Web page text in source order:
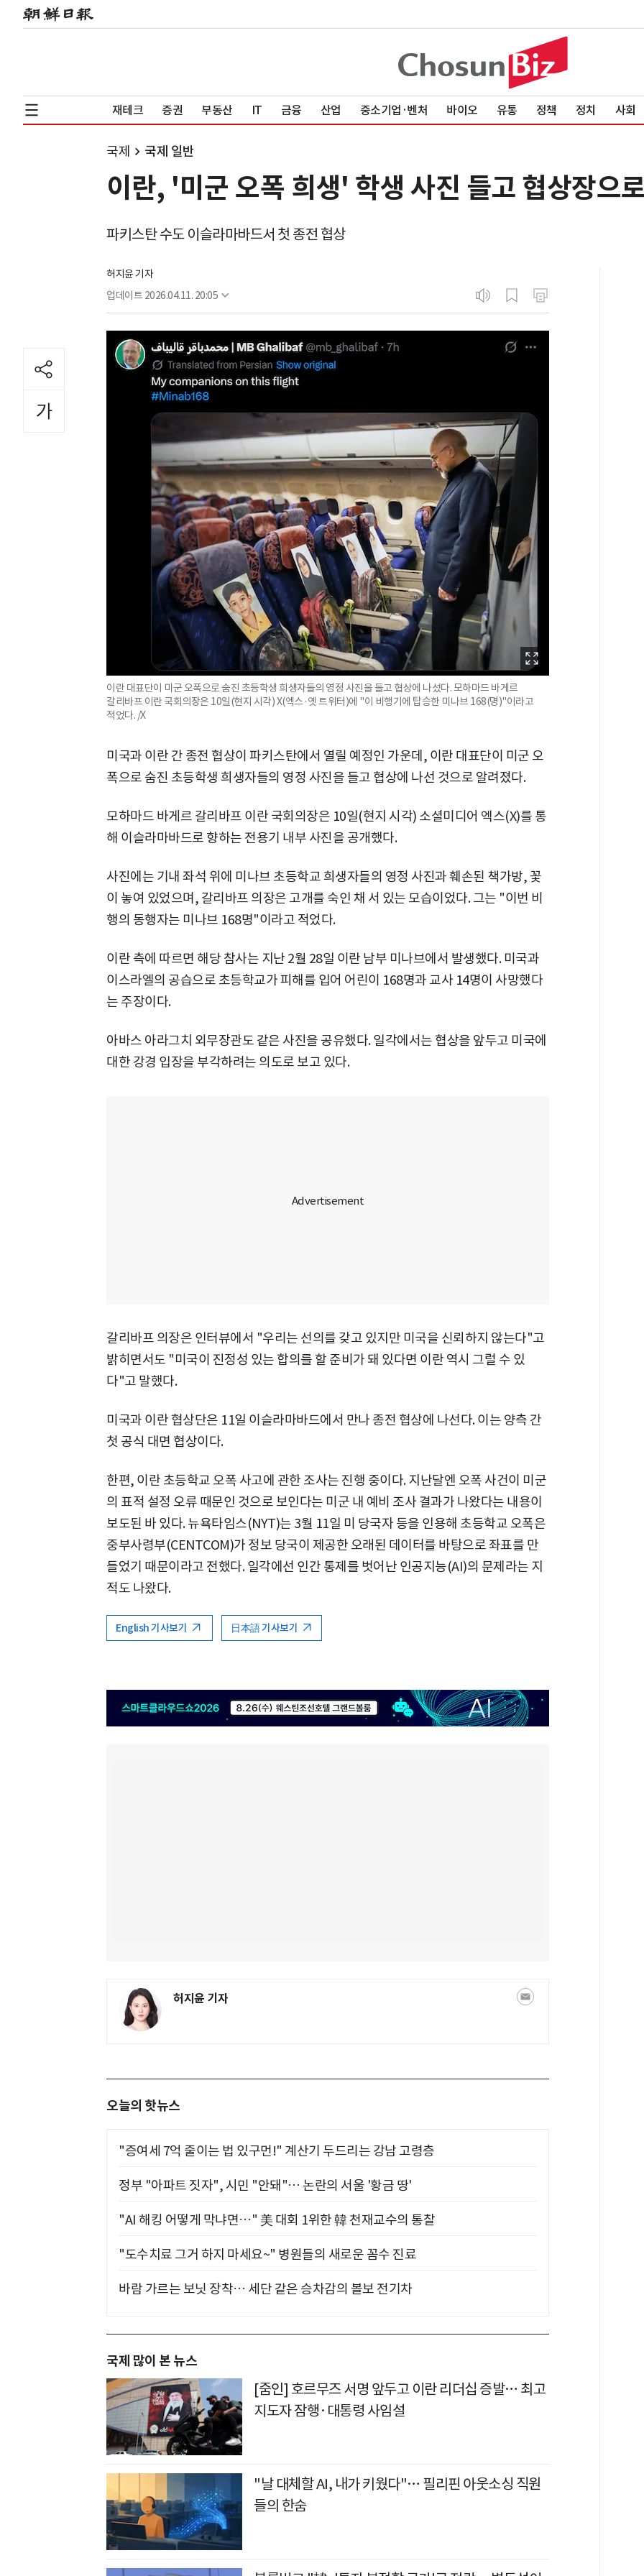
재테크 증권 부동산 IT 금융 산업 중소기업·벤처 바이오 유통 정책 정치 사회
국제 국제 일반
이란, '미군 오폭 희생' 학생 사진 들고 협상장으
파키스탄 수도 이슬라마바드서 첫 종전 협상
허지윤 기자
업데이트 2026.04.11. 20:05
이란 대표단이 미군 오폭으로 숨진 초등학생 희생자들의 영정 사진을 들고 협상에 나섰다. 모하마드 바게르
갈리바프 이란 국회의장은 10일(현지 시각) X(엑스·옛 트위터)에 "이 비행기에 탑승한 미나브 168(명)"이라고
적었다. /X
미국과 이란 간 종전 협상이 파키스탄에서 열릴 예정인 가운데, 이란 대표단이 미군 오
폭으로 숨진 초등학생 희생자들의 영정 사진을 들고 협상에 나선 것으로 알려졌다.
모하마드 바게르 갈리바프 이란 국회의장은 10일(현지 시각) 소셜미디어 엑스(X)를 통
해 이슬라마바드로 향하는 전용기 내부 사진을 공개했다.
사진에는 기내 좌석 위에 미나브 초등학교 희생자들의 영정 사진과 훼손된 책가방, 꽃
이 놓여 있었으며, 갈리바프 의장은 고개를 숙인 채 서 있는 모습이었다. 그는 "이번 비
행의 동행자는 미나브 168명"이라고 적었다.
이란 측에 따르면 해당 참사는 지난 2월 28일 이란 남부 미나브에서 발생했다. 미국과
이스라엘의 공습으로 초등학교가 피해를 입어 어린이 168명과 교사 14명이 사망했다
는 주장이다.
아바스 아라그치 외무장관도 같은 사진을 공유했다. 일각에서는 협상을 앞두고 미국에
대한 강경 입장을 부각하려는 의도로 보고 있다.
갈리바프 의장은 인터뷰에서 "우리는 선의를 갖고 있지만 미국을 신뢰하지 않는다"고
밝히면서도 "미국이 진정성 있는 합의를 할 준비가 돼 있다면 이란 역시 그럴 수 있
다"고 말했다.
미국과 이란 협상단은 11일 이슬라마바드에서 만나 종전 협상에 나선다. 이는 양측 간
첫 공식 대면 협상이다.
한편, 이란 초등학교 오폭 사고에 관한 조사는 진행 중이다. 지난달엔 오폭 사건이 미군
의 표적 설정 오류 때문인 것으로 보인다는 미군 내 예비 조사 결과가 나왔다는 내용이
보도된 바 있다. 뉴욕타임스(NYT)는 3월 11일 미 당국자 등을 인용해 초등학교 오폭은
중부사령부(CENTCOM)가 정보 당국이 제공한 오래된 데이터를 바탕으로 좌표를 만
들었기 때문이라고 전했다. 일각에선 인간 통제를 벗어난 인공지능(AI)의 문제라는 지
적도 나왔다.
English 기사보기 日本語 기사보기
허지윤 기자
오늘의 핫뉴스
"증여세 7억 줄이는 법 있구먼!" 계산기 두드리는 강남 고령층
정부 "아파트 짓자", 시민 "안돼"… 논란의 서울 '황금 땅'
"AI 해킹 어떻게 막냐면…" 美 대회 1위한 韓 천재교수의 통찰
"도수치료 그거 하지 마세요~" 병원들의 새로운 꼼수 진료
바람 가르는 보닛 장착… 세단 같은 승차감의 볼보 전기차
국제 많이 본 뉴스
[줌인] 호르무즈 서명 앞두고 이란 리더십 증발… 최고
지도자 잠행·대통령 사임설
"날 대체할 AI, 내가 키웠다"… 필리핀 아웃소싱 직원
들의 한숨